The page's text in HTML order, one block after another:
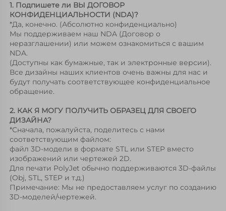
1. Подпишете ли ВЫ ДОГОВОР
КОНФИДЕНЦИАЛЬНОСТИ (NDA)?
*Да, конечно. (Абсолютно конфиденциально)
Мы поддерживаем наш NDA (Договор о
неразглашении) или можем ознакомиться с вашим
NDA.
(Доступны как бумажные, так и электронные версии).
Все дизайны наших клиентов очень важны для нас и
будут получать соответствующее конфиденциальное
обращение.
2. КАК Я МОГУ ПОЛУЧИТЬ ОБРАЗЕЦ ДЛЯ СВОЕГО
ДИЗАЙНА?
*Сначала, пожалуйста, поделитесь с нами
соответствующим файлом:
файл 3D-модели в формате STL или STEP вместо
изображений или чертежей 2D.
Для печати PolyJet обычно поддерживаются 3D-файлы
(Obj, STL, STEP и т.д.)
Примечание: Мы не предоставляем услуг по созданию
3D-моделей/чертежей.